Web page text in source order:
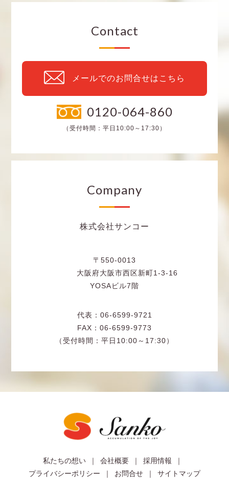
Contact
メールでのお問合せはこちら
0120-064-860
（受付時間：平日10:00～17:30）
Company
株式会社サンコー
〒550-0013
大阪府大阪市西区新町1-3-16
YOSAビル7階
代表：06-6599-9721
FAX：06-6599-9773
（受付時間：平日10:00～17:30）
私たちの想い 会社概要
採用情報
プライバシーポリシー
お問合せ サイトマップ